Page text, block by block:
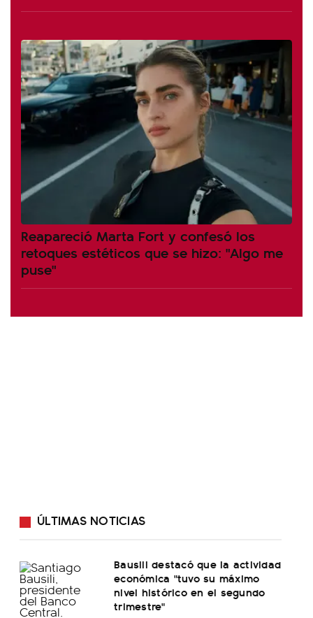
Reapareció Marta Fort y confesó los
retoques estéticos que se hizo: "Algo me
puse"
ÚLTIMAS NOTICIAS
Bausili destacó que la actividad
económica "tuvo su máximo
nivel histórico en el segundo
trimestre"